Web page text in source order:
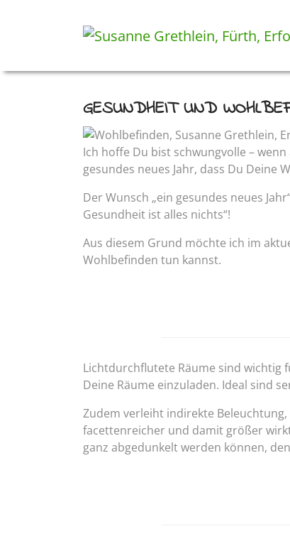
GESUNDHEIT UND
Ich hoffe Du bist schwungvolle –
gesundes neues Jahr, dass Du
Der Wunsch „ein gesundes neues
Gesundheit ist alles nichts“!
Aus diesem Grund möchte ich im
Wohlbefinden tun kannst.
Lichtdurchflutete Räume sind wichtig
Deine Räume einzuladen. Ideal sind
Zudem verleiht indirekte
facettenreicher und damit größer
ganz abgedunkelt werden können,